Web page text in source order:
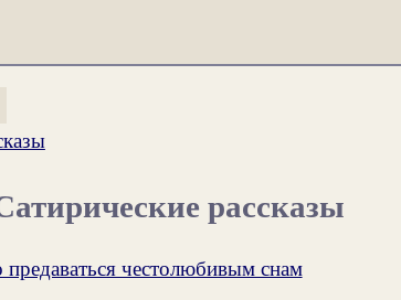
рассказы
честолюбивым снам